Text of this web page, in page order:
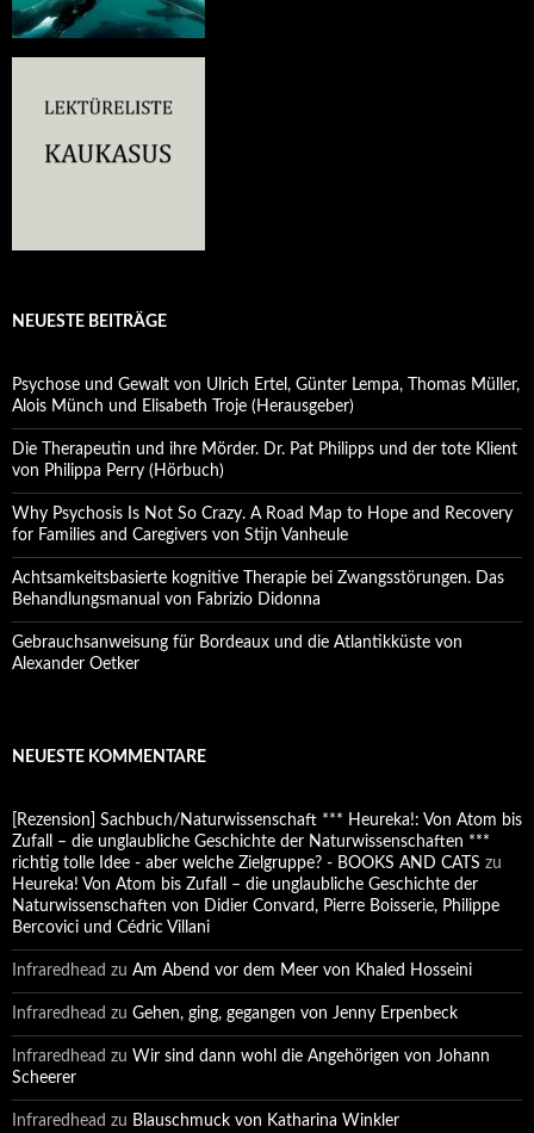
NEUESTE BEITRÄGE
Psychose und Gewalt von Ulrich Ertel, Günter Lempa, Thomas Müller,
Alois Münch und Elisabeth Troje (Herausgeber)
Die Therapeutin und ihre Mörder. Dr. Pat Philipps und der tote Klient
von Philippa Perry (Hörbuch)
Why Psychosis Is Not So Crazy. A Road Map to Hope and Recovery
for Families and Caregivers von Stijn Vanheule
Achtsamkeitsbasierte kognitive Therapie bei Zwangsstörungen. Das
Behandlungsmanual von Fabrizio Didonna
Gebrauchsanweisung für Bordeaux und die Atlantikküste von
Alexander Oetker
NEUESTE KOMMENTARE
[Rezension] Sachbuch/Naturwissenschaft *** Heureka!: Von Atom bis
Zufall – die unglaubliche Geschichte der Naturwissenschaften ***
richtig tolle Idee - aber welche Zielgruppe? - BOOKS AND CATS zu
Heureka! Von Atom bis Zufall – die unglaubliche Geschichte der
Naturwissenschaften von Didier Convard, Pierre Boisserie, Philippe
Bercovici und Cédric Villani
Infraredhead zu Am Abend vor dem Meer von Khaled Hosseini
Infraredhead zu Gehen, ging, gegangen von Jenny Erpenbeck
Infraredhead zu Wir sind dann wohl die Angehörigen von Johann
Scheerer
Infraredhead zu Blauschmuck von Katharina Winkler